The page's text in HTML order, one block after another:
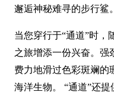
邂逅神秘难寻的步行鲨。
当您穿行于“通道”时，
之旅增添一份兴奋。强
费力地滑过色彩斑斓的
海洋生物。 “通道”还